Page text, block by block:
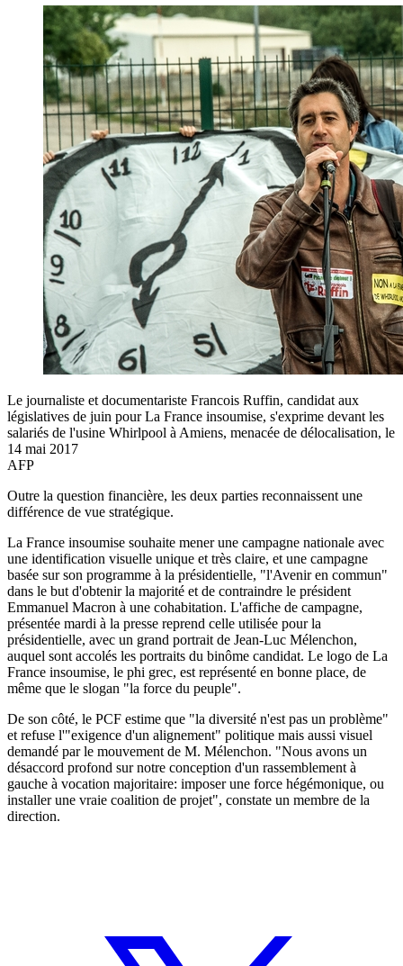
Le journaliste et documentariste Francois Ruffin, candidat aux
législatives de juin pour La France insoumise, s'exprime devant les
salariés de l'usine Whirlpool à Amiens, menacée de délocalisation, le
14 mai 2017
AFP
Outre la question financière, les deux parties reconnaissent une
différence de vue stratégique.
La France insoumise souhaite mener une campagne nationale avec
une identification visuelle unique et très claire, et une campagne
basée sur son programme à la présidentielle, "l'Avenir en commun"
dans le but d'obtenir la majorité et de contraindre le président
Emmanuel Macron à une cohabitation. L'affiche de campagne,
présentée mardi à la presse reprend celle utilisée pour la
présidentielle, avec un grand portrait de Jean-Luc Mélenchon,
auquel sont accolés les portraits du binôme candidat. Le logo de La
France insoumise, le phi grec, est représenté en bonne place, de
même que le slogan "la force du peuple".
De son côté, le PCF estime que "la diversité n'est pas un problème"
et refuse l'"exigence d'un alignement" politique mais aussi visuel
demandé par le mouvement de M. Mélenchon. "Nous avons un
désaccord profond sur notre conception d'un rassemblement à
gauche à vocation majoritaire: imposer une force hégémonique, ou
installer une vraie coalition de projet", constate un membre de la
direction.